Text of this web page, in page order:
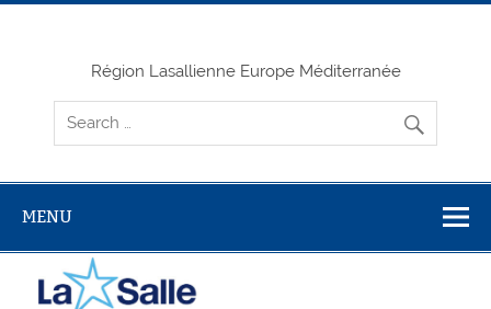
Skip
Région Lasallienne Europe Méditerranée
MENU